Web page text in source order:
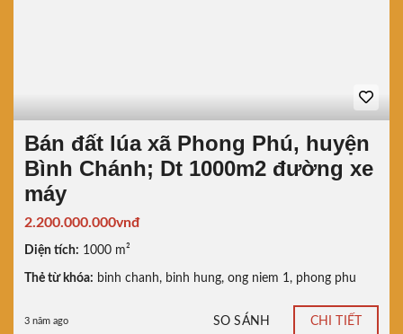
Bán đất lúa xã Phong Phú, huyện
Bình Chánh; Dt 1000m2 đường xe
máy
2.200.000.000vnđ
Diện tích: 1000 m²
Thẻ từ khóa: binh chanh, binh hung, ong niem 1, phong phu
3 năm ago SO SÁNH CHI TIẾT